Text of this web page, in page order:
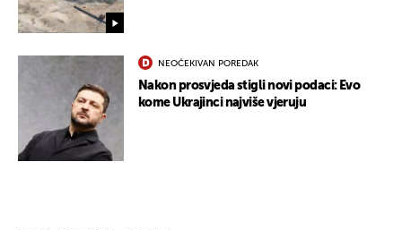
NEOČEKIVAN POREDAK
Nakon prosvjeda stigli novi podaci: Evo
kome Ukrajinci najviše vjeruju